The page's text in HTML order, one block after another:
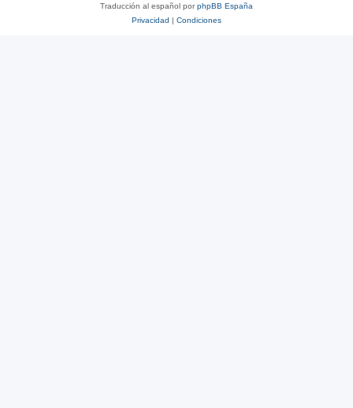
Traducción al español porphpBB España
Privacidad | Condiciones